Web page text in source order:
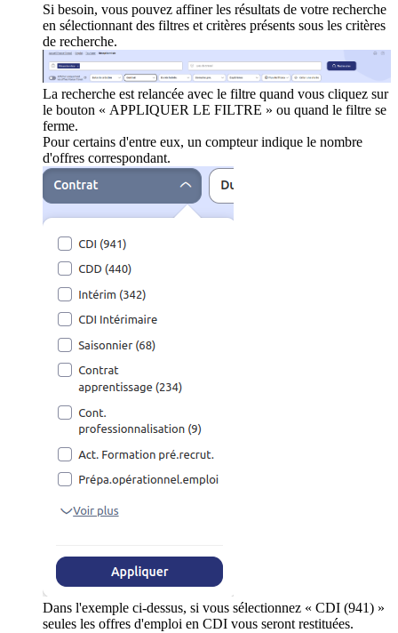
Si besoin, vous pouvez affiner les résultats de votre recherche
en sélectionnant des filtres et critères présents sous les critères
de recherche.
La recherche est relancée avec le filtre quand vous cliquez sur
le bouton « APPLIQUER LE FILTRE » ou quand le filtre se
ferme.
Pour certains d'entre eux, un compteur indique le nombre
d'offres correspondant.
Dans l'exemple ci-dessus, si vous sélectionnez « CDI (941) »
seules les offres d'emploi en CDI vous seront restituées.